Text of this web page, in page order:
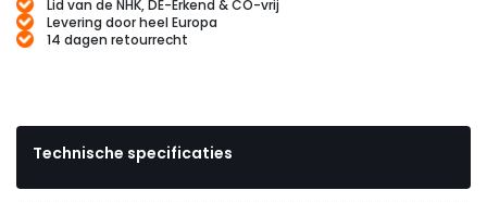
Lid van de NHK, DE-Erkend & CO-vrij
Levering door heel Europa
14 dagen retourrecht
Technische specificaties